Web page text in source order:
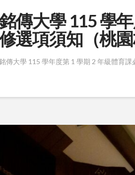
傳大學 115 學
選項須知（桃園
傳大學 115 學年度第 1 學期 2 年級體育課